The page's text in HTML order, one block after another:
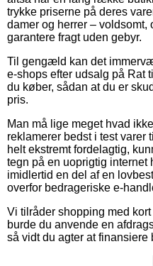
trykke priserne på deres
damer og herrer – voldsomt,
garantere fragt uden gebyr.
Til gengæld kan det
e-shops efter udsalg på Rat
du køber, sådan at du er
pris.
Man må lige meget hvad
reklamerer bedst i test varer
helt ekstremt fordelagtig,
tegn på en uoprigtig internet
imidlertid en del af en
overfor bedrageriske e-
Vi tilråder shopping med
burde du anvende en
så vidt du agter at finansiere